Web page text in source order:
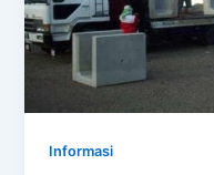
Informasi